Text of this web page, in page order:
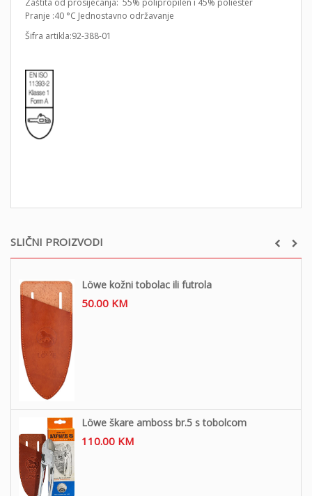
SLIČNI PROIZVODI
Löwe kožni tobolac ili futrola
50.00 KM
Löwe škare amboss br.5 s tobolcom
110.00 KM
Zaštita od prosijecanja: 55% polipropilen i 45% poliester
Pranje :40 °C Jednostavno održavanje
Šifra artikla:92-388-01